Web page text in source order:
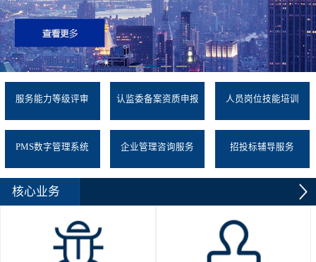
服务能力等级评审 认监委备案资质申报 人员岗位技能培训
PMS数字管理系统 企业管理咨询服务 招投标辅导服务
核心业务